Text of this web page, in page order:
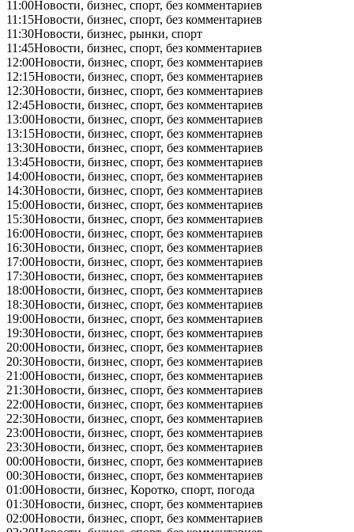
11:00Новости, бизнес, спорт, без комментариев
11:15Новости, бизнес, спорт, без комментариев
11:30Новости, бизнес, рынки, спорт
11:45Новости, бизнес, спорт, без комментариев
12:00Новости, бизнес, спорт, без комментариев
12:15Новости, бизнес, спорт, без комментариев
12:30Новости, бизнес, спорт, без комментариев
12:45Новости, бизнес, спорт, без комментариев
13:00Новости, бизнес, спорт, без комментариев
13:15Новости, бизнес, спорт, без комментариев
13:30Новости, бизнес, спорт, без комментариев
13:45Новости, бизнес, спорт, без комментариев
14:00Новости, бизнес, спорт, без комментариев
14:30Новости, бизнес, спорт, без комментариев
15:00Новости, бизнес, спорт, без комментариев
15:30Новости, бизнес, спорт, без комментариев
16:00Новости, бизнес, спорт, без комментариев
16:30Новости, бизнес, спорт, без комментариев
17:00Новости, бизнес, спорт, без комментариев
17:30Новости, бизнес, спорт, без комментариев
18:00Новости, бизнес, спорт, без комментариев
18:30Новости, бизнес, спорт, без комментариев
19:00Новости, бизнес, спорт, без комментариев
19:30Новости, бизнес, спорт, без комментариев
20:00Новости, бизнес, спорт, без комментариев
20:30Новости, бизнес, спорт, без комментариев
21:00Новости, бизнес, спорт, без комментариев
21:30Новости, бизнес, спорт, без комментариев
22:00Новости, бизнес, спорт, без комментариев
22:30Новости, бизнес, спорт, без комментариев
23:00Новости, бизнес, спорт, без комментариев
23:30Новости, бизнес, спорт, без комментариев
00:00Новости, бизнес, спорт, без комментариев
00:30Новости, бизнес, спорт, без комментариев
01:00Новости, бизнес, Коротко, спорт, погода
01:30Новости, бизнес, спорт, без комментариев
02:00Новости, бизнес, спорт, без комментариев